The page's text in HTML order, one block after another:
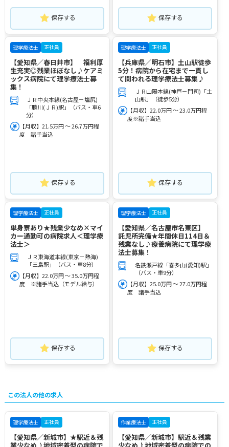
保存する 保存する
理学療法士 正社員
【愛知県／春日井市】 福利厚
生充実◎残業ほぼなし♪ケアミ
ックス病院にて理学療法士募
集！
ＪＲ中央本線(名古屋－塩尻)
「勝川(ＪＲ)駅」（バス・車6
分）
【月収】21.5万円 ～ 26.7万円程
度 諸手当込
保存する
理学療法士 正社員
【兵庫県／明石市】土山駅徒歩
5分！病院から在宅まで一貫し
て関われる理学療法士募集♪
ＪＲ山陽本線(神戸－門司)「土
山駅」（徒歩5分）
【月収】22.0万円 ～ 23.0万円程
度※諸手当込
保存する
理学療法士 正社員
単身寮あり★残業少なめ×マイ
カー通勤可の病院求人＜理学療
法士＞
ＪＲ東海道本線(東京－熱海)
「三島駅」（バス・車8分）
【月収】22.0万円 ～ 35.0万円程
度 ※諸手当込（モデル給与）
保存する
理学療法士 正社員
【愛知県／名古屋市名東区】
託児所完備★年間休日114日＆
残業なし♪療養病院にて理学療
法士募集！
名鉄瀬戸線「喜多山(愛知)駅」
（バス・車9分）
【月収】25.0万円 ～ 27.0万円程
度 諸手当込
保存する
この法人の他の求人
理学療法士 正社員
【愛知県／新城市】★駅近＆残
作業療法士 正社員
【愛知県／新城市】駅近＆残業